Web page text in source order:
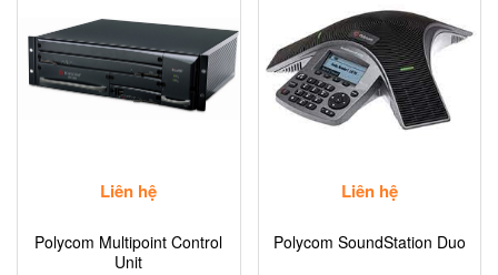
Liên hệ
Polycom Multipoint Control
Unit
Liên hệ
Polycom SoundStation Duo